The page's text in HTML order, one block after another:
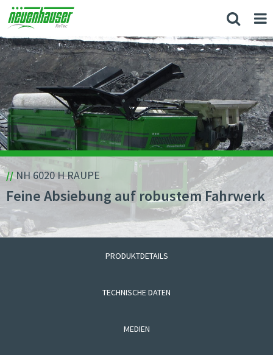
//NH 6020 H RAUPE
Feine Absiebung auf robustem Fahrwerk
PRODUKTDETAILS
TECHNISCHE DATEN
MEDIEN